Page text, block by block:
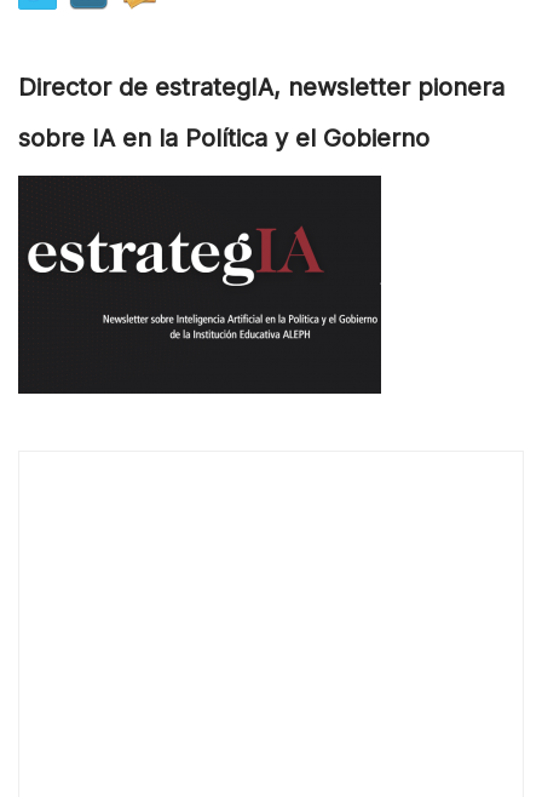
Director de estrategIA, newsletter pionera
sobre IA en la Política y el Gobierno